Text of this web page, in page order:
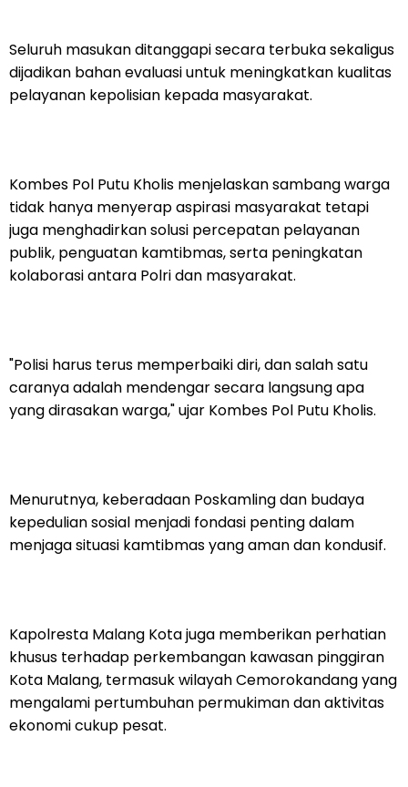
Seluruh masukan ditanggapi secara terbuka sekaligus
dijadikan bahan evaluasi untuk meningkatkan kualitas
pelayanan kepolisian kepada masyarakat.
Kombes Pol Putu Kholis menjelaskan sambang warga
tidak hanya menyerap aspirasi masyarakat tetapi
juga menghadirkan solusi percepatan pelayanan
publik, penguatan kamtibmas, serta peningkatan
kolaborasi antara Polri dan masyarakat.
"Polisi harus terus memperbaiki diri, dan salah satu
caranya adalah mendengar secara langsung apa
yang dirasakan warga," ujar Kombes Pol Putu Kholis.
Menurutnya, keberadaan Poskamling dan budaya
kepedulian sosial menjadi fondasi penting dalam
menjaga situasi kamtibmas yang aman dan kondusif.
Kapolresta Malang Kota juga memberikan perhatian
khusus terhadap perkembangan kawasan pinggiran
Kota Malang, termasuk wilayah Cemorokandang yang
mengalami pertumbuhan permukiman dan aktivitas
ekonomi cukup pesat.